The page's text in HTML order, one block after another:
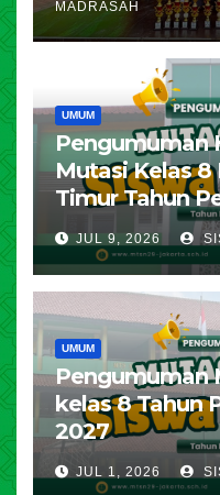
MADRASAH
UMUM
Pengumuman
Mutasi Kelas 8
Timur Tahun
JUL 9, 2026
UMUM
Pengumuman
kelas 8 Tahun
2027
JUL 1, 2026